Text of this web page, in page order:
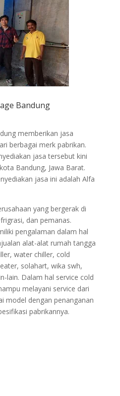
Bandung
memberikan jasa
berbagai merk pabrikan.
jasa tersebut kini
Bandung, Jawa Barat.
jasa ini adalah Alfa
yang bergerak di
dan pemanas.
pengalaman dalam hal
alat-alat rumah tangga
water chiller, cold
solahart, wika swh,
lain. Dalam hal service cold
melayani service dari
model dengan penanganan
pabrikannya.